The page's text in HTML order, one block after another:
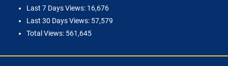
Last 7 Days Views: 16,676
Last 30 Days Views: 57,579
Total Views: 561,645